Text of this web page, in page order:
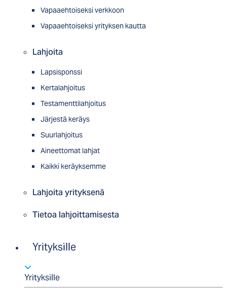
Vapaaehtoiseksi verkkoon
Vapaaehtoiseksi yrityksen kautta
Lahjoita
Lapsisponssi
Kertalahjoitus
Testamenttilahjoitus
Järjestä keräys
Suurlahjoitus
Aineettomat lahjat
Kaikki keräyksemme
Lahjoita yrityksenä
Tietoa lahjoittamisesta
Yrityksille
Yrityksille